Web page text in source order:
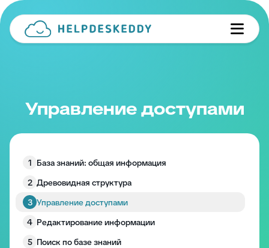
Управление доступами
1 База знаний: общая информация
2 Древовидная структура
3 Управление доступами
4 Редактирование информации
5 Поиск по базе знаний